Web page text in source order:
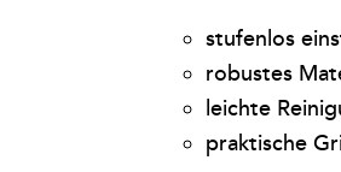
stufenlos
robustes
leichte
praktische